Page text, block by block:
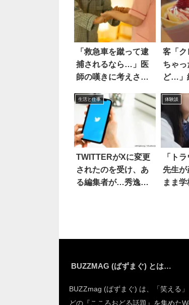
「救急車を蹴って逮
捕されるなら…」医
師の嘆きに考えさせ
客「ク
ちゃ
ど…」
生活と仕事
TWITTERがXに変更
されたのを受け、あ
る編集者が…秀逸な
体験談
「ト
先生が
まま
BUZZMAG (ばずまぐ) とは…
BUZZmag (ばずまぐ) は、「笑える
どの『こころおどる話題』を集めた